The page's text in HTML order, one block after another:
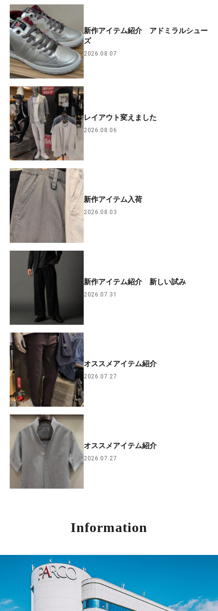
新作アイテム紹介 アドミラルシュー
ズ
2026.08.07
レイアウト変えました
2026.08.06
新作アイテム入荷
2026.08.03
新作アイテム紹介 新しい試み
2026.07.31
オススメアイテム紹介
2026.07.27
オススメアイテム紹介
2026.07.27
Information